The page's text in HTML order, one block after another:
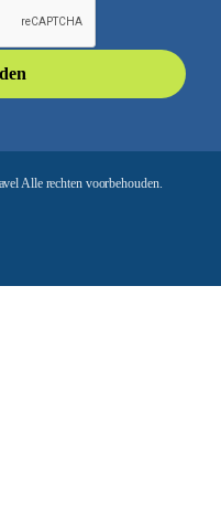
Alle rechten voorbehouden.